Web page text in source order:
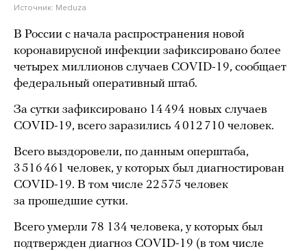
Источник: Meduza
В России с начала распространения новой
коронавирусной инфекции зафиксировано более
четырех миллионов случаев COVID-19, сообщает
федеральный оперативный штаб.
За сутки зафиксировано 14 494 новых случаев
COVID-19, всего заразились 4 012 710 человек.
Всего выздоровели, по данным оперштаба,
3 516 461 человек, у которых был диагностирован
COVID-19. В том числе 22 575 человек
за прошедшие сутки.
Всего умерли 78 134 человека, у которых был
подтвержден диагноз COVID-19 (в том числе